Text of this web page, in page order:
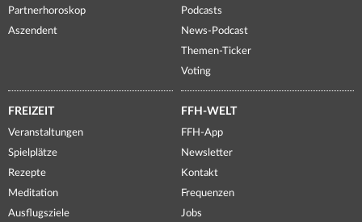
Partnerhoroskop
Aszendent
Podcasts
News-Podcast
Themen-Ticker
Voting
FREIZEIT
Veranstaltungen
Spielplätze
Rezepte
Meditation
Ausflugsziele
FFH-WELT
FFH-App
Newsletter
Kontakt
Frequenzen
Jobs